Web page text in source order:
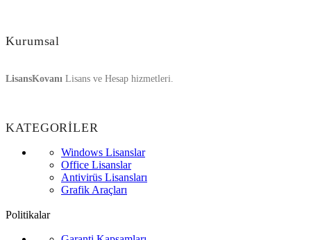
Kurumsal
LisansKovanı Lisans ve Hesap hizmetleri.
KATEGORİLER
Windows Lisanslar
Office Lisanslar
Antivirüs Lisansları
Grafik Araçları
Politikalar